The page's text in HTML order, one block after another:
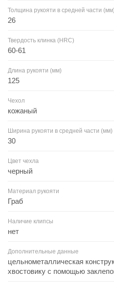
Толщина рукояти в средней части (мм)
26
Твердость клинка (HRC)
60-61
Длина рукояти (мм)
125
Чехол
кожаный
Ширина рукояти в средней части (мм)
30
Цвет чехла
черный
Материал рукояти
Граб
Наличие клипсы
нет
Дополнительные данные
цельнометаллическая
хвостовику с помощью